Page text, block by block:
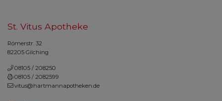
St. Vitus Apotheke
Römerstr. 32
82205 Gilching
08105 / 208250
08105 / 2082599
vitus@hartmannapotheken.de